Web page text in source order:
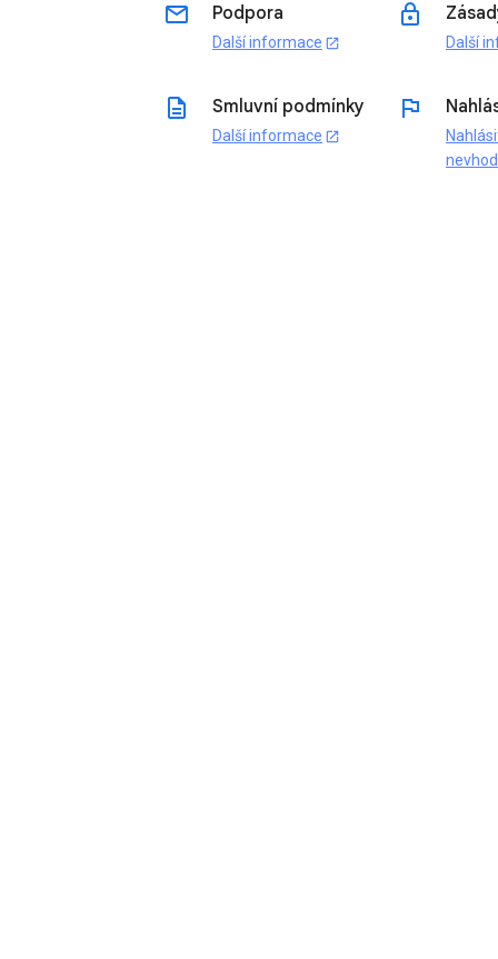
email Podpora
Další informace open_in_new
lock
Další
description Smluvní podmínky
Další informace open_in_new
flag